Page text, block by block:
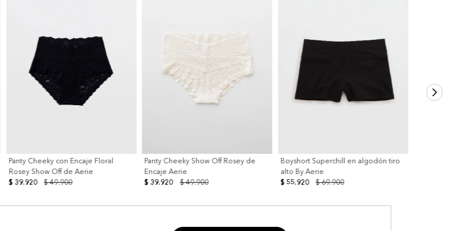
Panty Cheeky con Encaje Floral
Rosey Show Off de Aerie
$ 49.900
$ 39.920
Panty Cheeky Show Off Rosey de
Encaje Aerie
$ 49.900
$ 39.920
Boyshort Superchill en algodón tiro
alto By Aerie
$ 69.900
$ 55.920